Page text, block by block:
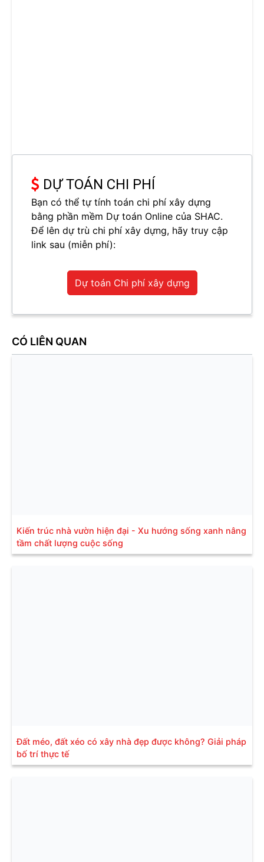
DỰ TOÁN CHI PHÍ
Bạn có thể tự tính toán chi phí xây dựng
bằng phần mềm Dự toán Online của SHAC.
Để lên dự trù chi phí xây dựng, hãy truy cập
link sau (miễn phí):
Dự toán Chi phí xây dựng
CÓ LIÊN QUAN
Kiến trúc nhà vườn hiện đại - Xu hướng sống xanh nâng
tầm chất lượng cuộc sống
Đất méo, đất xéo có xây nhà đẹp được không? Giải pháp
bố trí thực tế